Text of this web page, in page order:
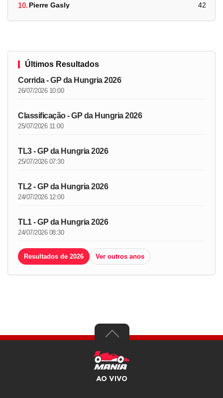
10.Pierre Gasly 42
Últimos Resultados
Corrida - GP da Hungria 2026
26/07/2026 10:00
Classificação - GP da Hungria 2026
25/07/2026 11:00
TL3 - GP da Hungria 2026
25/07/2026 07:30
TL2 - GP da Hungria 2026
24/07/2026 12:00
TL1 - GP da Hungria 2026
24/07/2026 08:30
Resultados de 2026 Ver outros anos
AO VIVO